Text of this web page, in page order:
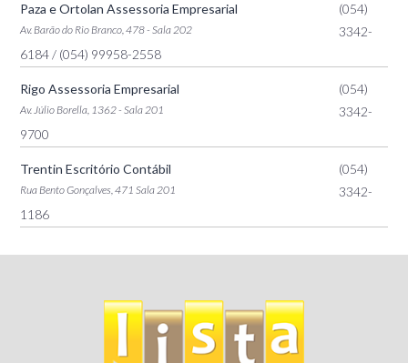
Paza e Ortolan Assessoria Empresarial
Av. Barão do Rio Branco, 478 - Sala 202
(054)
3342-
6184/ (054) 99958-2558
Rigo Assessoria Empresarial
Av. Júlio Borella, 1362 - Sala 201
(054)
3342-
9700
Trentin Escritório Contábil
Rua Bento Gonçalves, 471 Sala 201
(054)
3342-
1186